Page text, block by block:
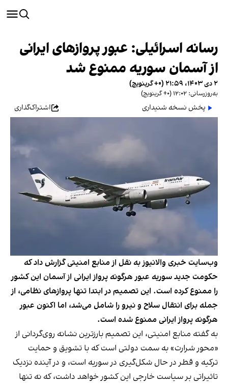
رسانه اسرائیلی: عبور پروازهای ایرانی
از آسمان سوریه ممنوع شد
۲ دی ۱۴۰۳، ۲۱:۵۹ (‎+۰ گرینویچ)
به‌روزرسانی: ۱۲:۰۲ (‎+۰ گرینویچ)
پخش نسخه شنیداری اشتراک‌گذاری
وب‌سایت خبری والا‌نیوز به نقل از منابع امنیتی گزارش داد که
حکومت جدید سوریه عبور هرگونه پرواز ایرانی از آسمان این کشور
را ممنوع کرده است. این تصمیم در ابتدا تنها پروازهای نظامی، از
جمله برای انتقال سلاح و نیرو را شامل می‌شد، اما اکنون عبور
هرگونه پرواز ایرانی ممنوع شده است.
به گفته منابع امنیتی، این تصمیم بارزترین نشانه روی‌گردانی از
«محور شرارت» به سمت دولتی است که با تشویق و حمایت
ترکیه و قطر در حال شکل‌گیری در سوریه است، و در آینده نزدیک
تاثیراتی بر سیاست خارجی این کشور خواهد داشت، که نه تنها